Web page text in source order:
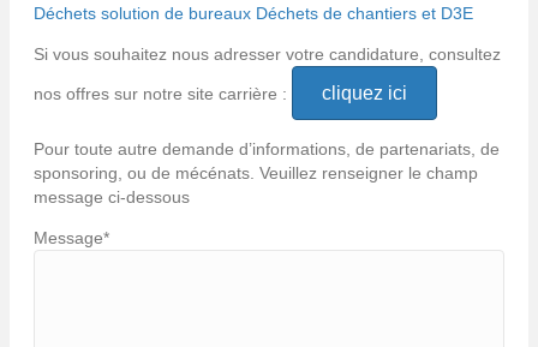
Déchets solution de bureaux Déchets de chantiers et D3E
Si vous souhaitez nous adresser votre candidature, consultez
nos offres sur notre site carrière : cliquez ici
Pour toute autre demande d’informations, de partenariats, de
sponsoring, ou de mécénats. Veuillez renseigner le champ
message ci-dessous
Message*